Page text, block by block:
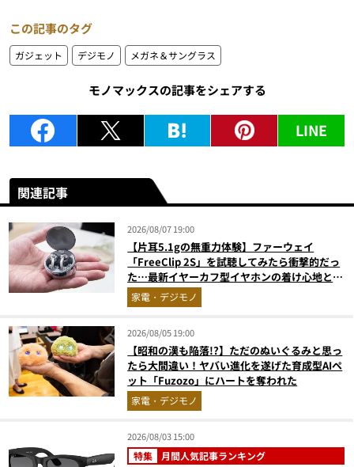
この記事のタグ
ガジェット デジモノ メガネ＆サングラス
モノマックスの記事をシェアする
LINE
関連記事
2026/08/07 19:00
【片耳5.1gの無重力体験】ファーウェイ
「FreeClip 2S」を試聴してみたら衝撃的だっ
た…最新イヤーカフ型イヤホンの着け心地とAI
技術に感動
家電・デジモノ
2026/08/05 19:00
【昭和の漢も陥落!?】ただのぬいぐるみと思っ
たら大間違い！ヤバい進化を遂げた育成型AIペ
ット「Fuzozo」にハートを奪われた
家電・デジモノ
2026/08/03 15:00
特集 月間人気記事ランキング